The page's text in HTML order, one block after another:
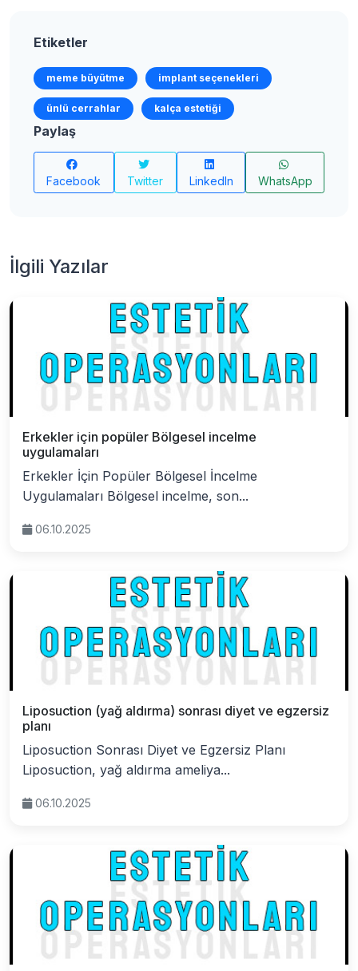
Etiketler
meme büyütme implant seçenekleri
ünlü cerrahlar kalça estetiği
Paylaş
Facebook Twitter LinkedIn WhatsApp
İlgili Yazılar
Erkekler için popüler Bölgesel incelme
uygulamaları
Erkekler İçin Popüler Bölgesel İncelme
Uygulamaları Bölgesel incelme, son...
06.10.2025
Liposuction (yağ aldırma) sonrası diyet ve egzersiz
planı
Liposuction Sonrası Diyet ve Egzersiz Planı
Liposuction, yağ aldırma ameliya...
06.10.2025